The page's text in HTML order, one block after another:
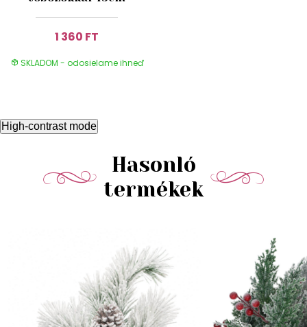
1 360 FT
SKLADOM - odosielame ihneď
High-contrast mode
Hasonló
termékek